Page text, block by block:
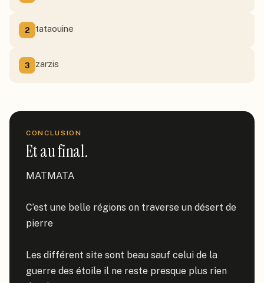
2 tataouine
3 zarzis
CONCLUSION
Et au final.
MATMATA
C’est une belle régions on traverse un désert de
pierre
Les différent site sont beau sauf celui de la
guerre des étoile il ne reste presque plus rien